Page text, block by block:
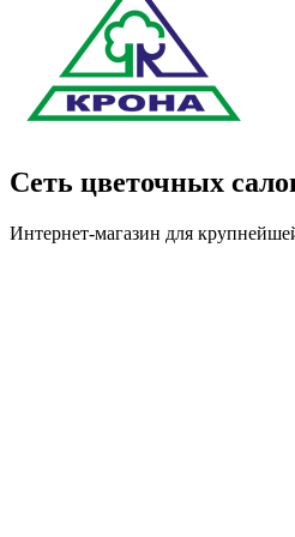
Сеть цветочных
Интернет-магазин для